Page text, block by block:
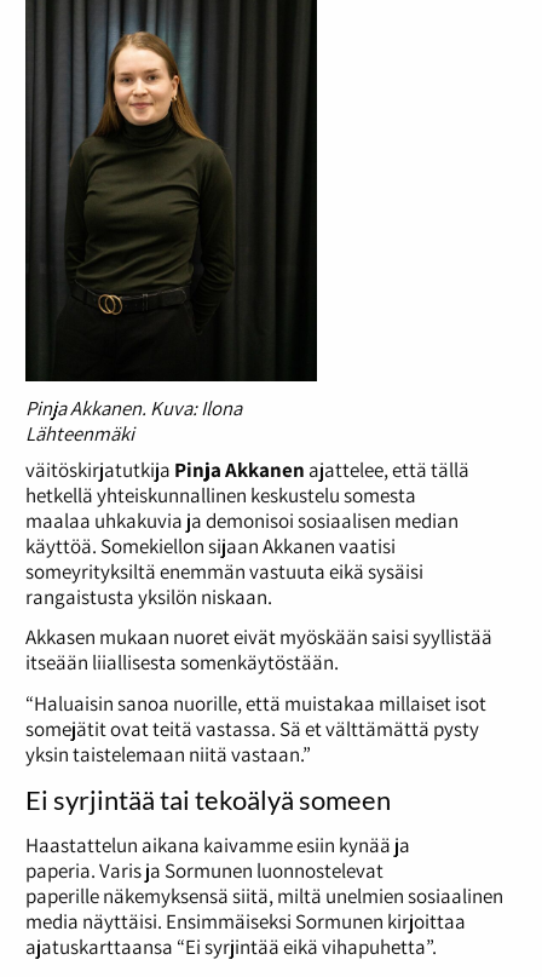
Pinja Akkanen. Kuva: Ilona
Lähteenmäki
väitöskirjatutkija Pinja Akkanen ajattelee, että tällä
hetkellä yhteiskunnallinen keskustelu somesta
maalaa uhkakuvia ja demonisoi sosiaalisen median
käyttöä. Somekiellon sijaan Akkanen vaatisi
someyrityksiltä enemmän vastuuta eikä sysäisi
rangaistusta yksilön niskaan.
Akkasen mukaan nuoret eivät myöskään saisi syyllistää
itseään liiallisesta somenkäytöstään.
“Haluaisin sanoa nuorille, että muistakaa millaiset isot
somejätit ovat teitä vastassa. Sä et välttämättä pysty
yksin taistelemaan niitä vastaan.”
Ei syrjintää tai tekoälyä someen
Haastattelun aikana kaivamme esiin kynää ja
paperia. Varis ja Sormunen luonnostelevat
paperille näkemyksensä siitä, miltä unelmien sosiaalinen
media näyttäisi. Ensimmäiseksi Sormunen kirjoittaa
ajatuskarttaansa “Ei syrjintää eikä vihapuhetta”.